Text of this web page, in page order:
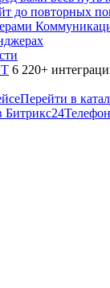
до повторных
6 220+
Перейти в
Битрикс24